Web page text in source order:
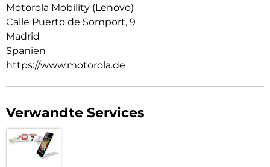
Motorola Mobility (Lenovo)
Calle Puerto de Somport, 9
Madrid
Spanien
https://www.motorola.de
Verwandte Services